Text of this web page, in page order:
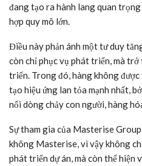
đang tạo ra hành lang quan
hợp quy mô lớn.
Điều này phản ánh một tư duy
còn chỉ phục vụ phát triển, mà
triển. Trong đó, hàng không được
tạo hiệu ứng lan tỏa mạnh nhất,
nối dòng chảy con người, hàng
Sự tham gia của Masterise
không Masterise, vì vậy không
phát triển dự án, mà còn thể hiện